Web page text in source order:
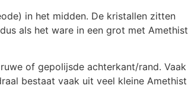
in het midden. De kristallen zitten
als het ware in een grot met Amethist
of gepolijsde achterkant/rand. Vaak
bestaat vaak uit veel kleine Amethist